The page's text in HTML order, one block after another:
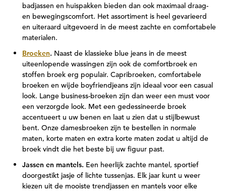
badjassen en huispakken bieden dan ook maximaal draag-
en bewegingscomfort. Het assortiment is heel gevarieerd
en uiteraard uitgevoerd in de meest zachte en comfortabele
materialen.
Broeken. Naast de klassieke blue jeans in de meest
uiteenlopende wassingen zijn ook de comfortbroek en
stoffen broek erg populair. Capribroeken, comfortabele
broeken en wijde boyfriendjeans zijn ideaal voor een casual
look. Lange business-broeken zijn dan weer een must voor
een verzorgde look. Met een gedessineerde broek
accentueert u uw benen en laat u zien dat u stijlbewust
bent. Onze damesbroeken zijn te bestellen in normale
maten, korte maten en extra korte maten zodat u altijd de
broek vindt die het beste bij uw figuur past.
Jassen en mantels. Een heerlijk zachte mantel, sportief
doorgestikt jasje of lichte tussenjas. Elk jaar kunt u weer
kiezen uit de mooiste trendjassen en mantels voor elke